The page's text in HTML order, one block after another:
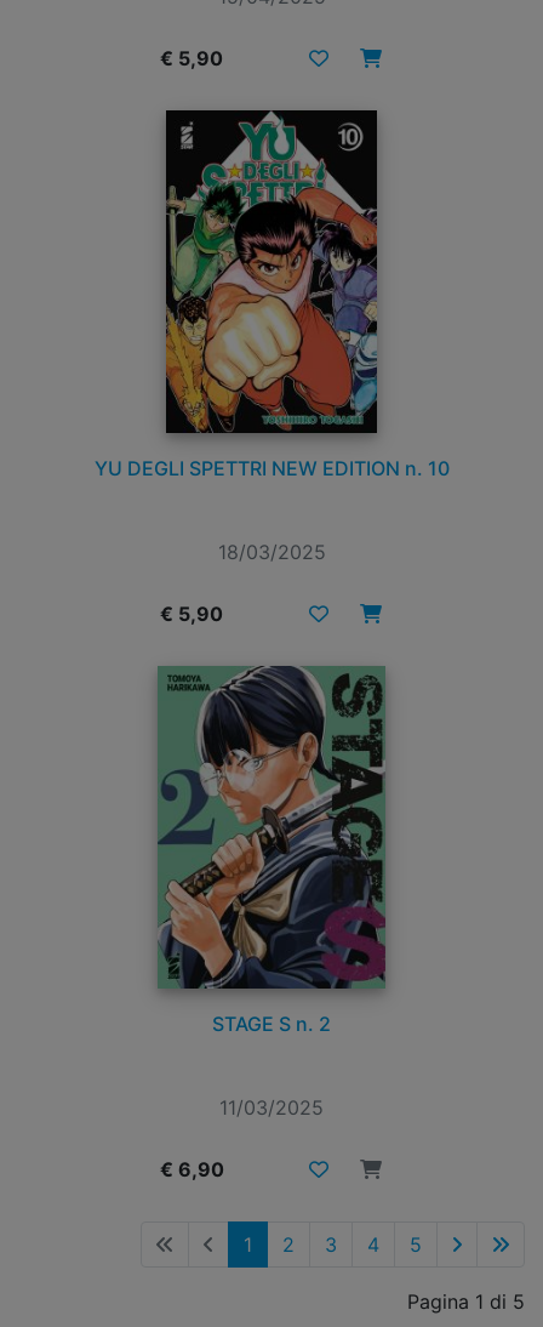
€ 5,90
YU DEGLI SPETTRI NEW EDITION n. 10
18/03/2025
€ 5,90
STAGE S n. 2
11/03/2025
€ 6,90
1 2 3 4 5
Pagina 1 di 5